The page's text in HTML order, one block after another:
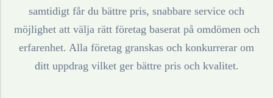
samtidigt får du bättre pris, snabbare service och
möjlighet att välja rätt företag baserat på omdömen och
erfarenhet. Alla företag granskas och konkurrerar om
ditt uppdrag vilket ger bättre pris och kvalitet.